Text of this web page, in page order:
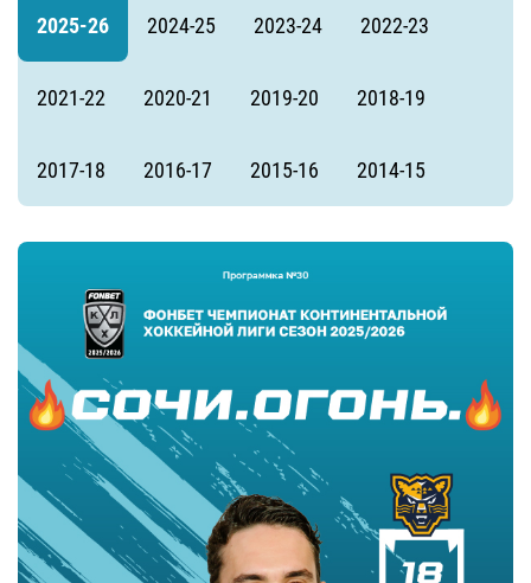
2025-26 2024-25 2023-24 2022-23
2021-22 2020-21 2019-20 2018-19
2017-18 2016-17 2015-16 2014-15